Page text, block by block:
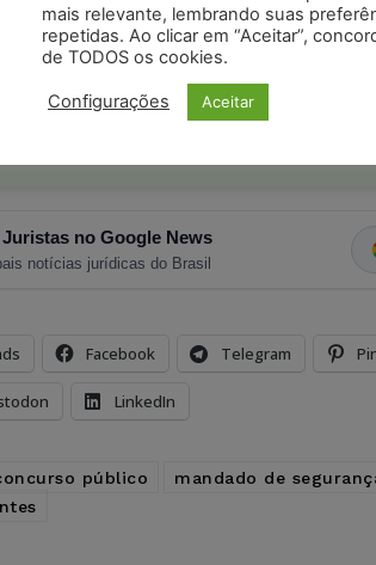
postagens diárias do Portal
com os termos de usoeprivacidade
no Google News
notícias jurídicas do Brasil
Facebook Telegram
LinkedIn
público mandado de
mais relevante, lembrando suas
repetidas. Ao clicar em “Aceitar”,
de TODOS os cookies.
Configurações Aceitar